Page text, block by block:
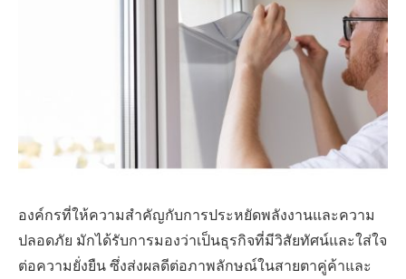
องค์กรที่ให้ความสำคัญกับการประหยัดพลังงานและความ
ปลอดภัย มักได้รับการมองว่าเป็นธุรกิจที่มีวิสัยทัศน์และใส่ใจ
ต่อความยั่งยืน ซึ่งส่งผลดีต่อภาพลักษณ์ในสายตาคู่ค้าและ